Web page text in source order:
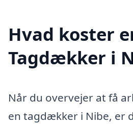
Hvad koster
Tagdækker i
Når du overvejer at få
en tagdækker i Nibe, er